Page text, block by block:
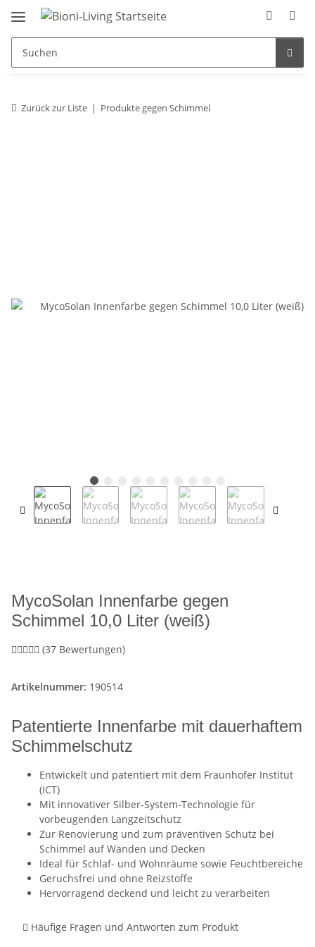
Zurück zur Liste Produkte gegen Schimmel
MycoSolan Innenfarbe gegen
Schimmel 10,0 Liter (weiß)
(37 Bewertungen)
Artikelnummer: 190514
Patentierte Innenfarbe mit dauerhaftem
Schimmelschutz
Entwickelt und patentiert mit dem Fraunhofer Institut
(ICT)
Mit innovativer Silber-System-Technologie für
vorbeugenden Langzeitschutz
Zur Renovierung und zum präventiven Schutz bei
Schimmel auf Wänden und Decken
Ideal für Schlaf- und Wohnräume sowie Feuchtbereiche
Geruchsfrei und ohne Reizstoffe
Hervorragend deckend und leicht zu verarbeiten
Häufige Fragen und Antworten zum Produkt